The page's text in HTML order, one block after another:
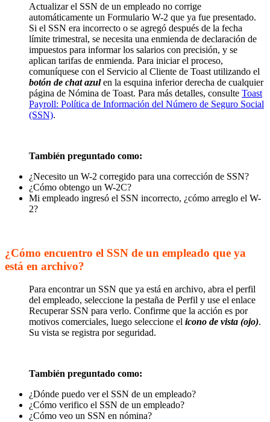
Actualizar el SSN de un empleado no corrige
automáticamente un Formulario W-2 que ya fue presentado.
Si el SSN era incorrecto o se agregó después de la fecha
límite trimestral, se necesita una enmienda de declaración de
impuestos para informar los salarios con precisión, y se
aplican tarifas de enmienda. Para iniciar el proceso,
comuníquese con el Servicio al Cliente de Toast utilizando el
botón de chat azulen la esquina inferior derecha de cualquier
página de Nómina de Toast. Para más detalles, consulte Toast
Payroll: Política de Información del Número de Seguro Social
(SSN).
También preguntado como:
¿Necesito un W-2 corregido para una corrección de SSN?
¿Cómo obtengo un W-2C?
Mi empleado ingresó el SSN incorrecto, ¿cómo arreglo el W-
2?
¿Cómo encuentro el SSN de un empleado que ya
está en archivo?
Para encontrar un SSN que ya está en archivo, abra el perfil
del empleado, seleccione la pestaña de Perfil y use el enlace
Recuperar SSN para verlo. Confirme que la acción es por
motivos comerciales, luego seleccione el icono de vista (ojo).
Su vista se registra por seguridad.
También preguntado como:
¿Dónde puedo ver el SSN de un empleado?
¿Cómo verifico el SSN de un empleado?
¿Cómo veo un SSN en nómina?